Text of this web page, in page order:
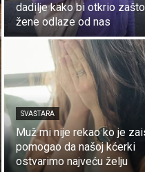
dadilje kako bi otkrio
žene odlaze od nas
SVAŠTARA
Muž mi nije rekao ko je
pomogao da našoj kćerki
ostvarimo najveću želju